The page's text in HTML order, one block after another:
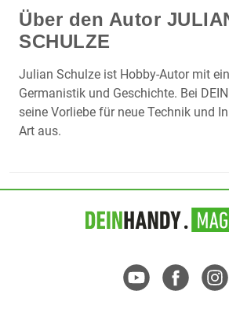
Über den Autor
SCHULZE
Julian Schulze ist Hobby-Autor mit
Germanistik und Geschichte. Bei
seine Vorliebe für neue Technik und
Art aus.